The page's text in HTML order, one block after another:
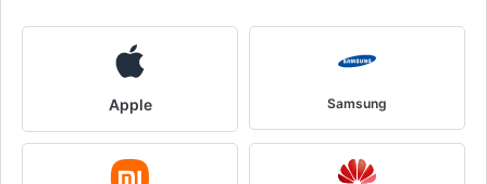
Apple Samsung